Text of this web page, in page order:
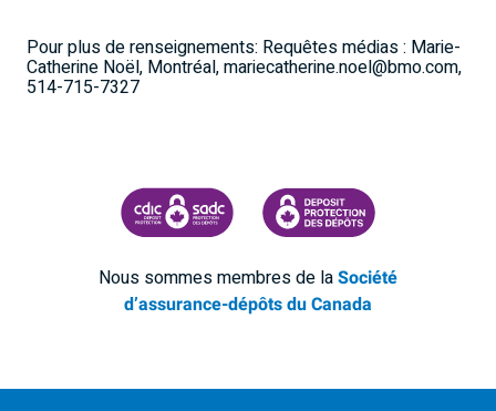
Pour plus de renseignements: Requêtes médias : Marie-
Catherine Noël, Montréal, mariecatherine.noel@bmo.com,
514-715-7327
SOCIÉTÉ D'ASSURANCE-DÉPÔTS DU CANADA
CDIC PROTECTING YOUR
Nous sommes membres de laSociété
d’assurance-dépôts du Canada